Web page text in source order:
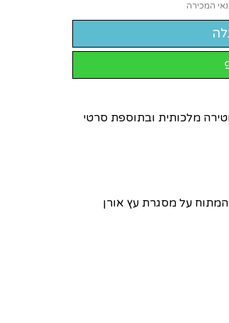
המכירה
וטירה מלכותית ובתוספת סרטי
על מסגרת עץ אורן